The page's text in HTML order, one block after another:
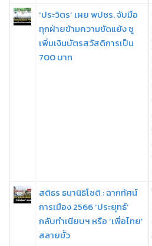
‘ประวิตร’ เผย พปชร. จับมือ
ทุกฝ่ายข้ามความขัดแย้ง ชู
เพิ่มเงินบัตรสวัสดิการเป็น
700 บาท
สติธร ธนานิธิโชติ : ฉากทัศน์
การเมือง 2566 ‘ประยุทธ์’
กลับทำเนียบฯ หรือ ‘เพื่อไทย’
สลายขั้ว